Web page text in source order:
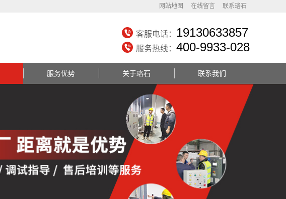
网站地图 在线留言 联系珞石
客服电话： 19130633857
服务热线： 400-9933-028
服务优势 关于珞石 联系我们